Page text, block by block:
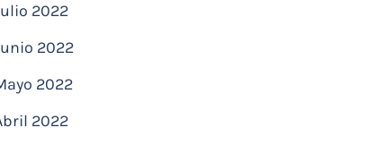
2022
2022
2022
2022